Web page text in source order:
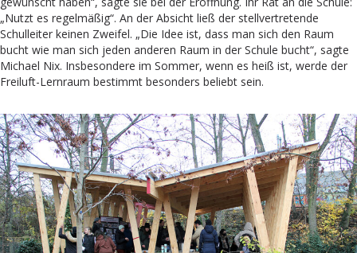
„Nutzt es regelmäßig“. An der Absicht ließ der stellvertretende
Schulleiter keinen Zweifel. „Die Idee ist, dass man sich den Raum
bucht wie man sich jeden anderen Raum in der Schule bucht“, sagte
Michael Nix. Insbesondere im Sommer, wenn es heiß ist, werde der
Freiluft-Lernraum bestimmt besonders beliebt sein.